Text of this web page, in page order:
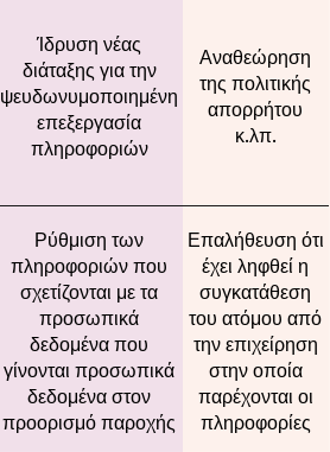
Ίδρυση νέας
διάταξης για την
ψευδωνυμοποιημένη
επεξεργασία
πληροφοριών
Αναθεώρηση
της πολιτικής
απορρήτου
κ.λπ.
Ρύθμιση των
πληροφοριών που
σχετίζονται με τα
προσωπικά
δεδομένα που
γίνονται προσωπικά
δεδομένα στον
προορισμό παροχής
Επαλήθευση ότι
έχει ληφθεί η
συγκατάθεση
του ατόμου από
την επιχείρηση
στην οποία
παρέχονται οι
πληροφορίες